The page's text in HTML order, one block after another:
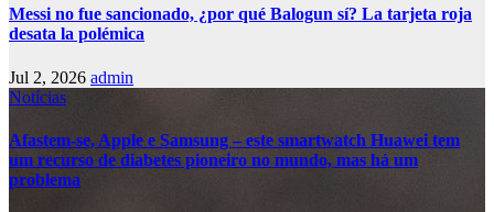
Messi no fue sancionado, ¿por qué Balogun sí? La tarjeta roja
desata la polémica
Jul 2, 2026 admin
Notícias
Afastem-se, Apple e Samsung – este smartwatch Huawei tem
um recurso de diabetes pioneiro no mundo, mas há um
problema